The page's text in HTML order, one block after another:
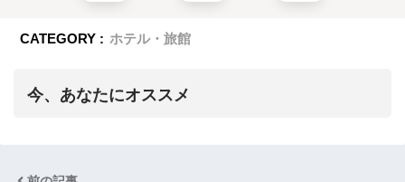
CATEGORY : ホテル・旅館
今、あなたにオススメ